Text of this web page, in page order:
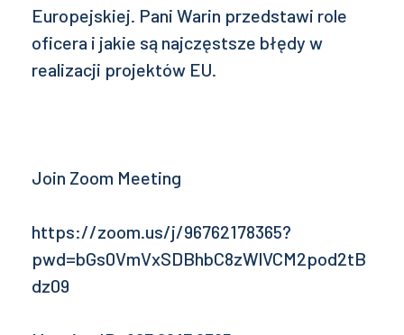
Europejskiej. Pani Warin przedstawi role
oficera i jakie są najczęstsze błędy w
realizacji projektów EU.
Join Zoom Meeting
https://zoom.us/j/96762178365?
pwd=bGs0VmVxSDBhbC8zWlVCM2pod2tB
dz09